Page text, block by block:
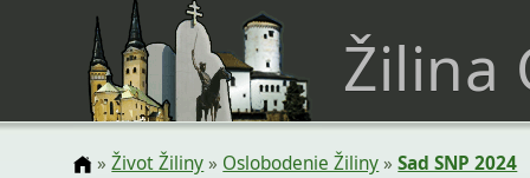
Žilina
»Život Žiliny» Oslobodenie Žiliny»Sad SNP 2024